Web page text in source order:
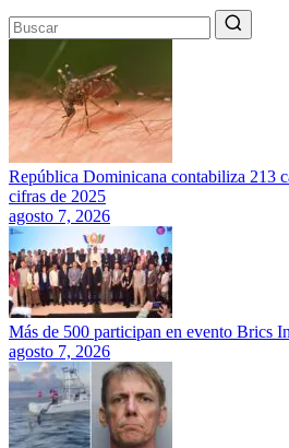
República Dominicana contabiliza 213
cifras de 2025
agosto 7, 2026
Más de 500 participan en evento Brics
agosto 7, 2026